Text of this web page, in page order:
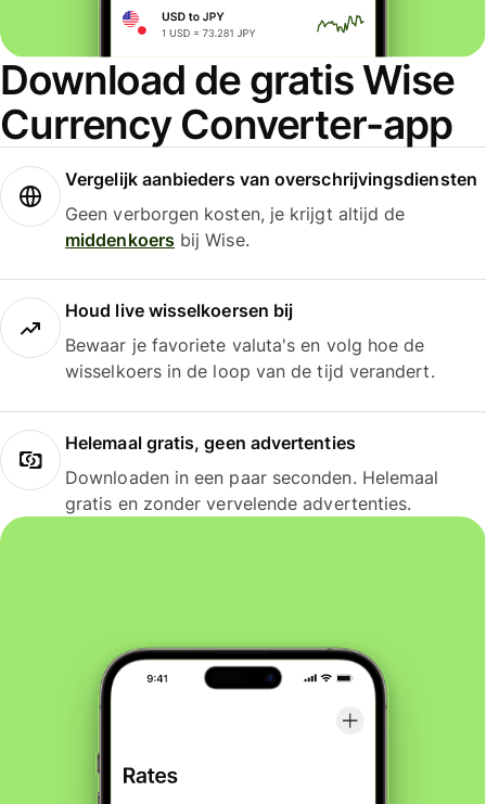
Download de gratis Wise
Currency Converter-app
Vergelijk aanbieders van overschrijvingsdiensten
Geen verborgen kosten, je krijgt altijd de
middenkoersbij Wise.
Houd live wisselkoersen bij
Bewaar je favoriete valuta's en volg hoe de
wisselkoers in de loop van de tijd verandert.
Helemaal gratis, geen advertenties
Downloaden in een paar seconden. Helemaal
gratis en zonder vervelende advertenties.